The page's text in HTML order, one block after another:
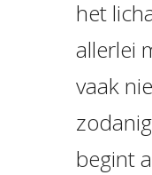
het
allerlei
vaak
begint